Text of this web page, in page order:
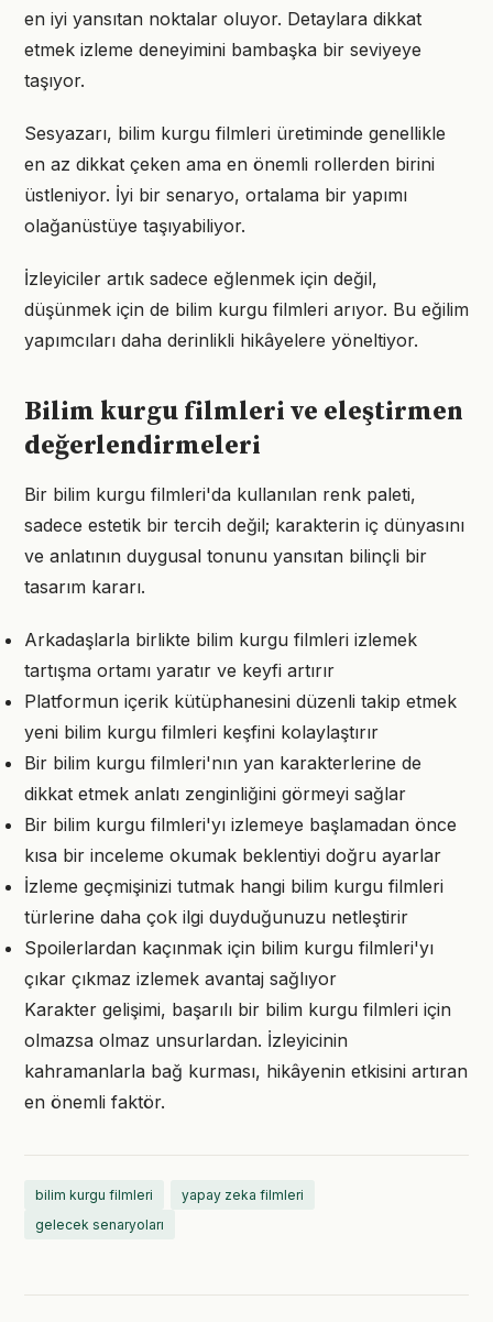
en iyi yansıtan noktalar oluyor. Detaylara dikkat
etmek izleme deneyimini bambaşka bir seviyeye
taşıyor.
Sesyazarı, bilim kurgu filmleri üretiminde genellikle
en az dikkat çeken ama en önemli rollerden birini
üstleniyor. İyi bir senaryo, ortalama bir yapımı
olağanüstüye taşıyabiliyor.
İzleyiciler artık sadece eğlenmek için değil,
düşünmek için de bilim kurgu filmleri arıyor. Bu eğilim
yapımcıları daha derinlikli hikâyelere yöneltiyor.
Bilim kurgu filmleri ve eleştirmen
değerlendirmeleri
Bir bilim kurgu filmleri'da kullanılan renk paleti,
sadece estetik bir tercih değil; karakterin iç dünyasını
ve anlatının duygusal tonunu yansıtan bilinçli bir
tasarım kararı.
Arkadaşlarla birlikte bilim kurgu filmleri izlemek
tartışma ortamı yaratır ve keyfi artırır
Platformun içerik kütüphanesini düzenli takip etmek
yeni bilim kurgu filmleri keşfini kolaylaştırır
Bir bilim kurgu filmleri'nın yan karakterlerine de
dikkat etmek anlatı zenginliğini görmeyi sağlar
Bir bilim kurgu filmleri'yı izlemeye başlamadan önce
kısa bir inceleme okumak beklentiyi doğru ayarlar
İzleme geçmişinizi tutmak hangi bilim kurgu filmleri
türlerine daha çok ilgi duyduğunuzu netleştirir
Spoilerlardan kaçınmak için bilim kurgu filmleri'yı
çıkar çıkmaz izlemek avantaj sağlıyor
Karakter gelişimi, başarılı bir bilim kurgu filmleri için
olmazsa olmaz unsurlardan. İzleyicinin
kahramanlarla bağ kurması, hikâyenin etkisini artıran
en önemli faktör.
bilim kurgu filmleri
yapay zeka filmleri
gelecek senaryoları